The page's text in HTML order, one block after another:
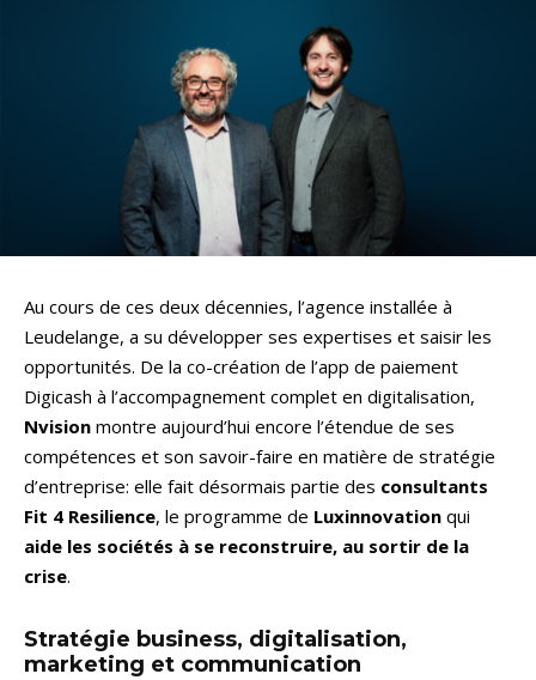
Au cours de ces deux décennies, l’agence installée à
Leudelange, a su développer ses expertises et saisir les
opportunités. De la co-création de l’app de paiement
Digicash à l’accompagnement complet en digitalisation,
Nvision montre aujourd’hui encore l’étendue de ses
compétences et son savoir-faire en matière de stratégie
d’entreprise: elle fait désormais partie des consultants
Fit 4 Resilience, le programme de Luxinnovation qui
aide les sociétés à se reconstruire, au sortir de la
crise.
Stratégie business, digitalisation,
marketing et communication